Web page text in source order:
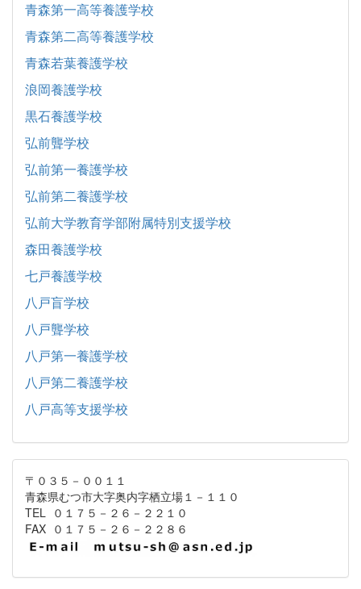
青森第一高等養護学校
青森第二高等養護学校
青森若葉養護学校
浪岡養護学校
黒石養護学校
弘前聾学校
弘前第一養護学校
弘前第二養護学校
弘前大学教育学部附属特別支援学校
森田養護学校
七戸養護学校
八戸盲学校
八戸聾学校
八戸第一養護学校
八戸第二養護学校
八戸高等支援学校
〒０３５－００１１
青森県むつ市大字奥内字栖立場１－１１０
TEL ０１７５－２６－２２１０
FAX ０１７５－２６－２２８６